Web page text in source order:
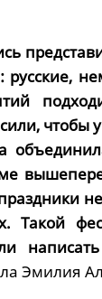
русские,
чтобы
Эмилия